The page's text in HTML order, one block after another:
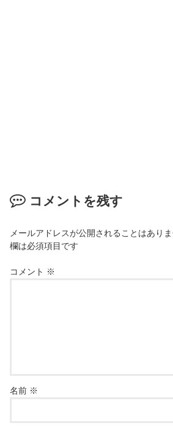
コメントを残す
メールアドレスが公開されることはありま
欄は必須項目です
コメント ※
名前 ※